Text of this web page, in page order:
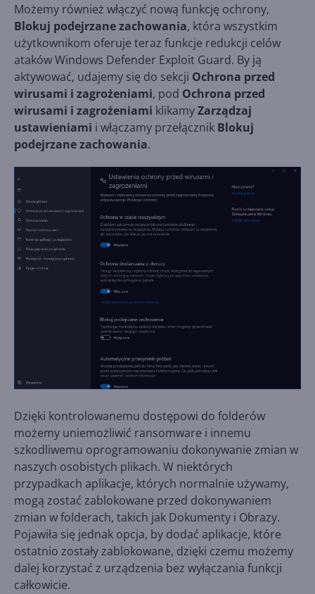
Możemy również włączyć nową funkcję ochrony,
Blokuj podejrzane zachowania, która wszystkim
użytkownikom oferuje teraz funkcje redukcji celów
ataków Windows Defender Exploit Guard. By ją
aktywować, udajemy się do sekcji Ochrona przed
wirusami i zagrożeniami, pod Ochrona przed
wirusami i zagrożeniami klikamyZarządzaj
ustawieniami i włączamy przełącznik Blokuj
podejrzane zachowania.
Dzięki kontrolowanemu dostępowi do folderów
możemy uniemożliwić ransomware i innemu
szkodliwemu oprogramowaniu dokonywanie zmian w
naszych osobistych plikach. W niektórych
przypadkach aplikacje, których normalnie używamy,
mogą zostać zablokowane przed dokonywaniem
zmian w folderach, takich jak Dokumenty i Obrazy.
Pojawiła się jednak opcja, by dodać aplikacje, które
ostatnio zostały zablokowane, dzięki czemu możemy
dalej korzystać z urządzenia bez wyłączania funkcji
całkowicie.